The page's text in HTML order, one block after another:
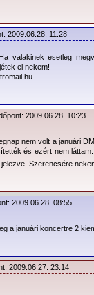
2009.06.28. 11:28
valakinek esetleg
el nekem!
2009.06.28. 10:23
nem volt a januári
és ezért nem
Szerencsére
2009.06.28. 08:55
a januári koncertre 2
2009.06.27. 23:14